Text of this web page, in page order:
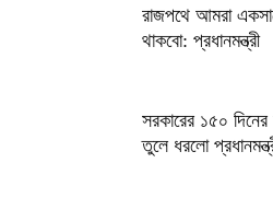
রাজপথে আমরা
থাকবো: প্রধানমন্ত্রী
সরকারের ১৫০
তুলে ধরলো